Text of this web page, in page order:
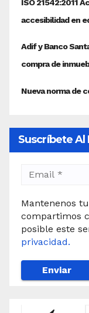
Suscríbete Al
Mantenenos
compartimos
posible este
privacidad.